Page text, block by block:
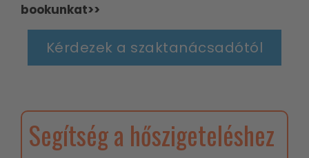
bookunkat>>
Kérdezek a szaktanácsadótól
Segítség a hőszigeteléshez